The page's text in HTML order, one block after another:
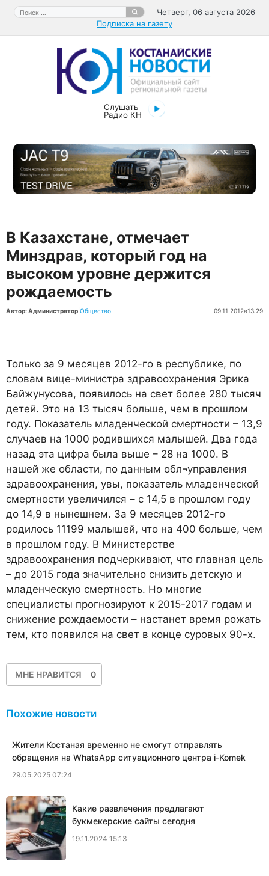
Перейти
содержимому
Поиск:
Четверг, 06 августа 2026
Подписка на газету
Слушать
Радио КН
В Казахстане, отмечает
Минздрав, который год на
высоком уровне держится
рождаемость
Автор: Администратор Общество 09.11.2012в13:29
Только за 9 месяцев 2012-го в республике, по
словам вице-министра здравоохранения Эрика
Байжунусова, появилось на свет более 280 тысяч
детей. Это на 13 тысяч больше, чем в прошлом
году. Показатель младенческой смертности – 13,9
случаев на 1000 родившихся малышей. Два года
назад эта цифра была выше – 28 на 1000. В
нашей же области, по данным обл¬управления
здравоохранения, увы, показатель младенческой
смертности увеличился – с 14,5 в прошлом году
до 14,9 в нынешнем. За 9 месяцев 2012-го
родилось 11199 малышей, что на 400 больше, чем
в прошлом году. В Министерстве
здравоохранения подчеркивают, что главная цель
– до 2015 года значительно снизить детскую и
младенческую смертность. Но многие
специалисты прогнозируют к 2015-2017 годам и
снижение рождаемости – настанет время рожать
тем, кто появился на свет в конце суровых 90-х.
МНЕ НРАВИТСЯ 0
Похожие новости
Жители Костаная временно не смогут отправлять
обращения на WhatsApp ситуационного центра i-Komek
29.05.2025 07:24
Какие развлечения предлагают
букмекерские сайты сегодня
19.11.2024 15:13